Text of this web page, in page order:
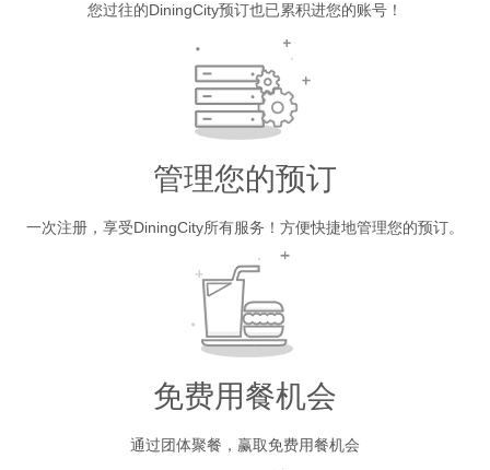
您过往的DiningCity预订也已累积进您的账号！
管理您的预订
一次注册，享受DiningCity所有服务！方便快捷地管理您的预订。
免费用餐机会
通过团体聚餐，赢取免费用餐机会